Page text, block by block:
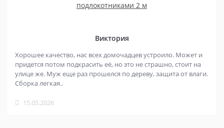
подлокотниками 2 м
Виктория
Хорошее качество, нас всех домочадцев устроило. Может и
придется потом подкрасить её, но это не страшно, стоит на
улице же. Муж еще раз прошелся по дереву, защита от влаги.
Сборка легкая..
15.05.2026